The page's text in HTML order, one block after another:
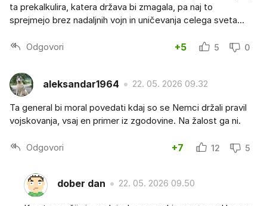
ta prekalkulira, katera država bi zmagala, pa naj to
sprejmejo brez nadaljnih vojn in uničevanja celega sveta...
Odgovori +5 5 0
aleksandar1964 22. 05. 2026 09.32
Ta general bi moral povedati kdaj so se Nemci držali pravil
vojskovanja, vsaj en primer iz zgodovine. Na žalost ga ni.
Odgovori +7 12 5
dober dan 22. 05. 2026 09.50